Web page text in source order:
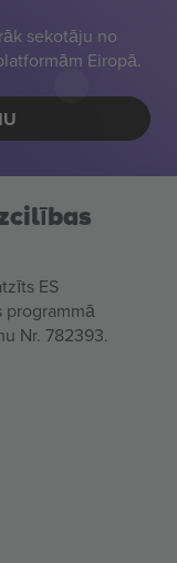
sekotāju no
Eiropā.
ES
programmā
Nr. 782393.